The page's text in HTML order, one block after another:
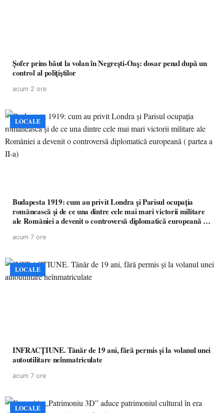
Șofer prins băut la volan în Negrești-Oaș: dosar penal după un
control al polițiștilor
acum 2 ore
LOCALE
Budapesta 1919: cum au privit Londra și Parisul ocupația
românească și de ce una dintre cele mai mari victorii militare
ale României a devenit o controversă diplomatică europeană (
acum 7 ore
LOCALE
INFRACȚIUNE. Tânăr de 19 ani, fără permis și la volanul unei
autoutilitare neînmatriculate
acum 7 ore
LOCALE